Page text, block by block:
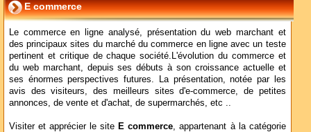
E commerce
Le commerce en ligne analysé, présentation du web marchant et
des principaux sites du marché du commerce en ligne avec un teste
pertinent et critique de chaque société.L'évolution du commerce et
du web marchant, depuis ses débuts à son croissance actuelle et
ses énormes perspectives futures. La présentation, notée par les
avis des visiteurs, des meilleurs sites d'e-commerce, de petites
annonces, de vente et d'achat, de supermarchés, etc ..
Visiter et apprécier le site E commerce, appartenant à la catégorie